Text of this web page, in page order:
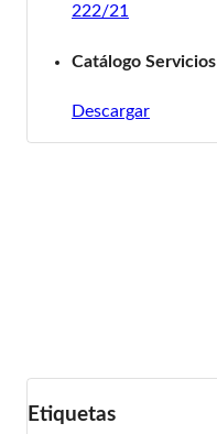
222/21
Catálogo Servicios
Descargar
Etiquetas